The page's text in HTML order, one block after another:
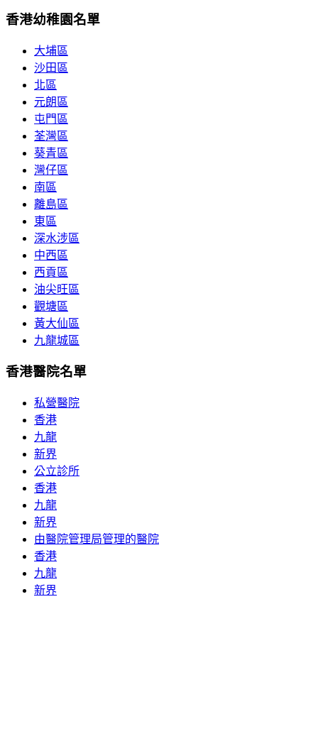
香港幼稚園名單
大埔區
沙田區
北區
元朗區
屯門區
荃灣區
葵青區
灣仔區
南區
離島區
東區
深水涉區
中西區
西貢區
油尖旺區
觀塘區
黃大仙區
九龍城區
香港醫院名單
私營醫院
香港
九龍
新界
公立診所
香港
九龍
新界
由醫院管理局管理的醫院
香港
九龍
新界